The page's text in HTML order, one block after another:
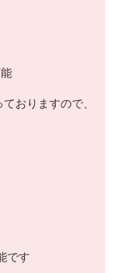
おりますので、
です